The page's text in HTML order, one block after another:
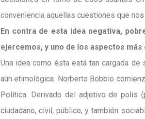
conveniencia aquellas cuestiones que
En contra de esta idea negativa,
ejercemos, y uno de los aspectos
Una idea como ésta está tan cargada
aún etimológica. Norberto Bobbio
Política. Derivado del adjetivo de polis
ciudadano, civil, público, y también